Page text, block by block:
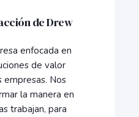
de Drew
enfocada en
de valor
empresas. Nos
la manera en
trabajan, para